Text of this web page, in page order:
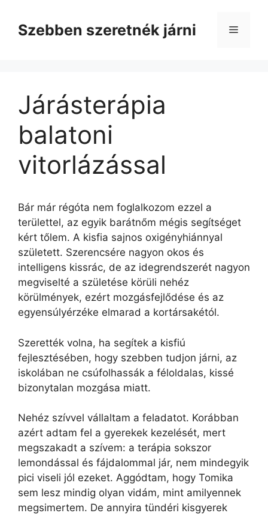
tartalomba
Szebben szeretnék járni Menü
Járásterápia
balatoni
vitorlázással
Bár már régóta nem foglalkozom ezzel a
területtel, az egyik barátnőm mégis segítséget
kért tőlem. A kisfia sajnos oxigényhiánnyal
született. Szerencsére nagyon okos és
intelligens kissrác, de az idegrendszerét nagyon
megviselté a születése körüli nehéz
körülmények, ezért mozgásfejlődése és az
egyensúlyérzéke elmarad a kortársakétól.
Szerették volna, ha segítek a kisfiú
fejlesztésében, hogy szebben tudjon járni, az
iskolában ne csúfolhassák a féloldalas, kissé
bizonytalan mozgása miatt.
Nehéz szívvel vállaltam a feladatot. Korábban
azért adtam fel a gyerekek kezelését, mert
megszakadt a szívem: a terápia sokszor
lemondással és fájdalommal jár, nem mindegyik
pici viseli jól ezeket. Aggódtam, hogy Tomika
sem lesz mindig olyan vidám, mint amilyennek
megsimertem. De annyira tündéri kisgyerek